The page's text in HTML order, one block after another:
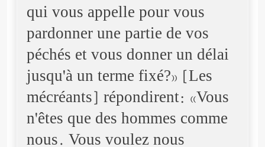
qui vous appelle pour vous
pardonner une partie de vos
péchés et vous donner un délai
jusqu'à un terme fixé?» [Les
mécréants] répondirent: «Vous
n'êtes que des hommes comme